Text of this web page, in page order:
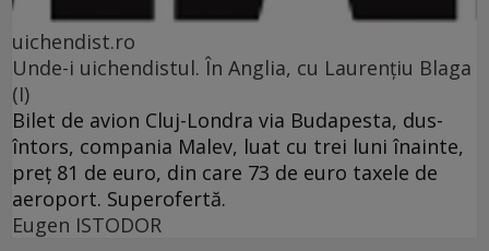
uichendist.ro
Unde-i uichendistul. În Anglia, cu Laurenţiu Blaga
(I)
Bilet de avion Cluj-Londra via Budapesta, dus-
întors, compania Malev, luat cu trei luni înainte,
preţ 81 de euro, din care 73 de euro taxele de
aeroport. Superofertă.
Eugen ISTODOR